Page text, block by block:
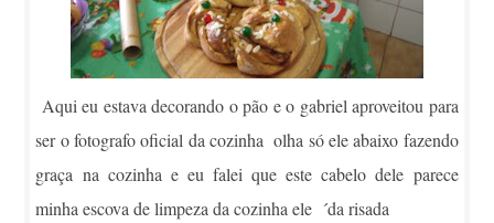
Aqui eu estava decorando o pão e o gabriel aproveitou para
ser o fotografo oficial da cozinha olha só ele abaixo fazendo
graça na cozinha e eu falei que este cabelo dele parece
minha escova de limpeza da cozinha ele ´da risada